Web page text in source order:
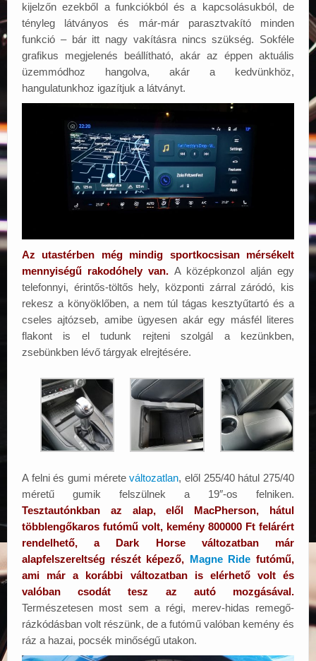
kijelzőn ezekből a funkciókból és a kapcsolásukból, de
tényleg látványos és már-már parasztvakító minden
funkció – bár itt nagy vakításra nincs szükség. Sokféle
grafikus megjelenés beállítható, akár az éppen aktuális
üzemmódhoz hangolva, akár a kedvünkhöz,
hangulatunkhoz igazítjuk a látványt.
Az utastérben még mindig sportkocsisan mérsékelt
mennyiségű rakodóhely van. A középkonzol alján egy
telefonnyi, érintős-töltős hely, központi zárral záródó, kis
rekesz a könyöklőben, a nem túl tágas kesztyűtartó és a
cseles ajtózseb, amibe ügyesen akár egy másfél literes
flakont is el tudunk rejteni szolgál a kezünkben,
zsebünkben lévő tárgyak elrejtésére.
A felni és gumi méreteváltozatlan, elől 255/40 hátul 275/40
méretű gumik felszülnek a 19″-os felniken.
Tesztautónkban az alap, elől MacPherson, hátul
többlengőkaros futómű volt, kemény 800000 Ft felárért
rendelhető, a Dark Horse változatban már
alapfelszereltség részét képező, Magne Ride futómű,
ami már a korábbi változatban is elérhető volt és
valóban csodát tesz az autó mozgásával.
Természetesen most sem a régi, merev-hidas remegő-
rázkódásban volt részünk, de a futómű valóban kemény és
ráz a hazai, pocsék minőségű utakon.